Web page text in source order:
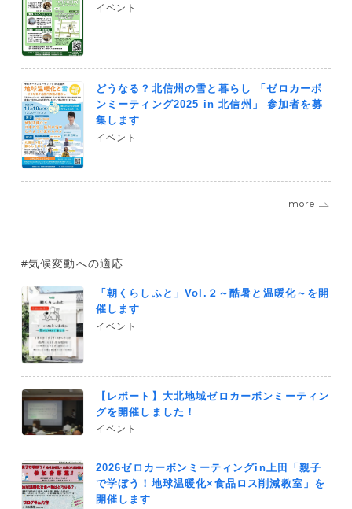
イベント
どうなる？北信州の雪と暮らし 「ゼロカーボ
ンミーティング2025 in 北信州」 参加者を募
集します
イベント
more
気候変動への適応
「朝くらしふと」Vol.２～酷暑と温暖化～を開
催します
イベント
【レポート】大北地域ゼロカーボンミーティン
グを開催しました！
イベント
2026ゼロカーボンミーティングin上田「親子
で学ぼう！地球温暖化×食品ロス削減教室」を
開催します